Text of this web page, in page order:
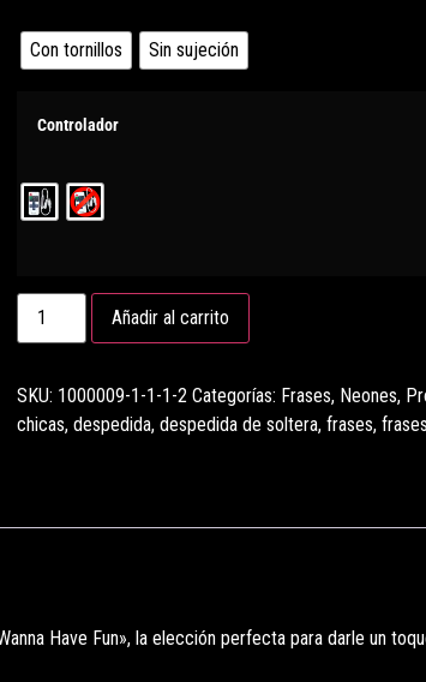
Con tornillos Sin sujeción
Controlador
Añadir al carrito
SKU: 1000009-1-1-1-2 Categorías: Frases, Neones,
chicas, despedida, despedida de soltera, frases,
Have Fun», la elección perfecta para darle un